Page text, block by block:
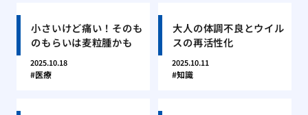
小さいけど痛い！そのも
のもらいは麦粒腫かも
2025.10.18
医療
大人の体調不良とウイル
スの再活性化
2025.10.11
知識